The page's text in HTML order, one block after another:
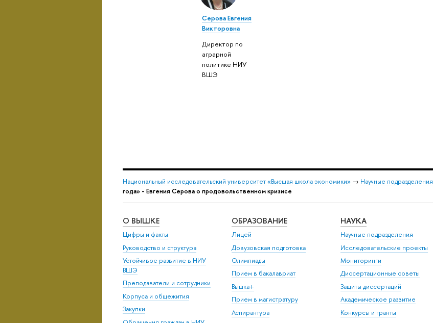
Серова Евгения
Викторовна
Директор по
аграрной
политике НИУ
ВШЭ
Национальный исследовательский университет «Высшая школа экономики» → Научные подразделения
года» - Евгения Серова о продовольственном кризисе
О ВЫШКЕ
Цифры и факты
Руководство и структура
Устойчивое развитие в НИУ
ВШЭ
Преподаватели и сотрудники
Корпуса и общежития
Закупки
ОБРАЗОВАНИЕ
Лицей
Довузовская подготовка
Олимпиады
Прием в бакалавриат
Вышка+
Прием в магистратуру
Аспирантура
НАУКА
Научные подразделения
Исследовательские проекты
Мониторинги
Диссертационные советы
Защиты диссертаций
Академическое развитие
Конкурсы и гранты